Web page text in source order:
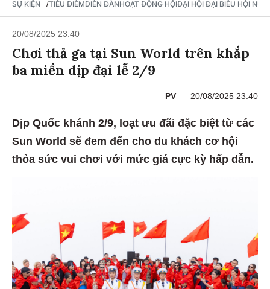
SỰ KIỆN / TIÊU ĐIỂMDIỄN ĐÀNHOẠT ĐỘNG HỘIĐẠI HỘI ĐẠI BIỂU HỘI NỮ
20/08/2025 23:40
Chơi thả ga tại Sun World trên khắp
ba miền dịp đại lễ 2/9
PV 20/08/2025 23:40
Dịp Quốc khánh 2/9, loạt ưu đãi đặc biệt từ các
Sun World sẽ đem đến cho du khách cơ hội
thỏa sức vui chơi với mức giá cực kỳ hấp dẫn.